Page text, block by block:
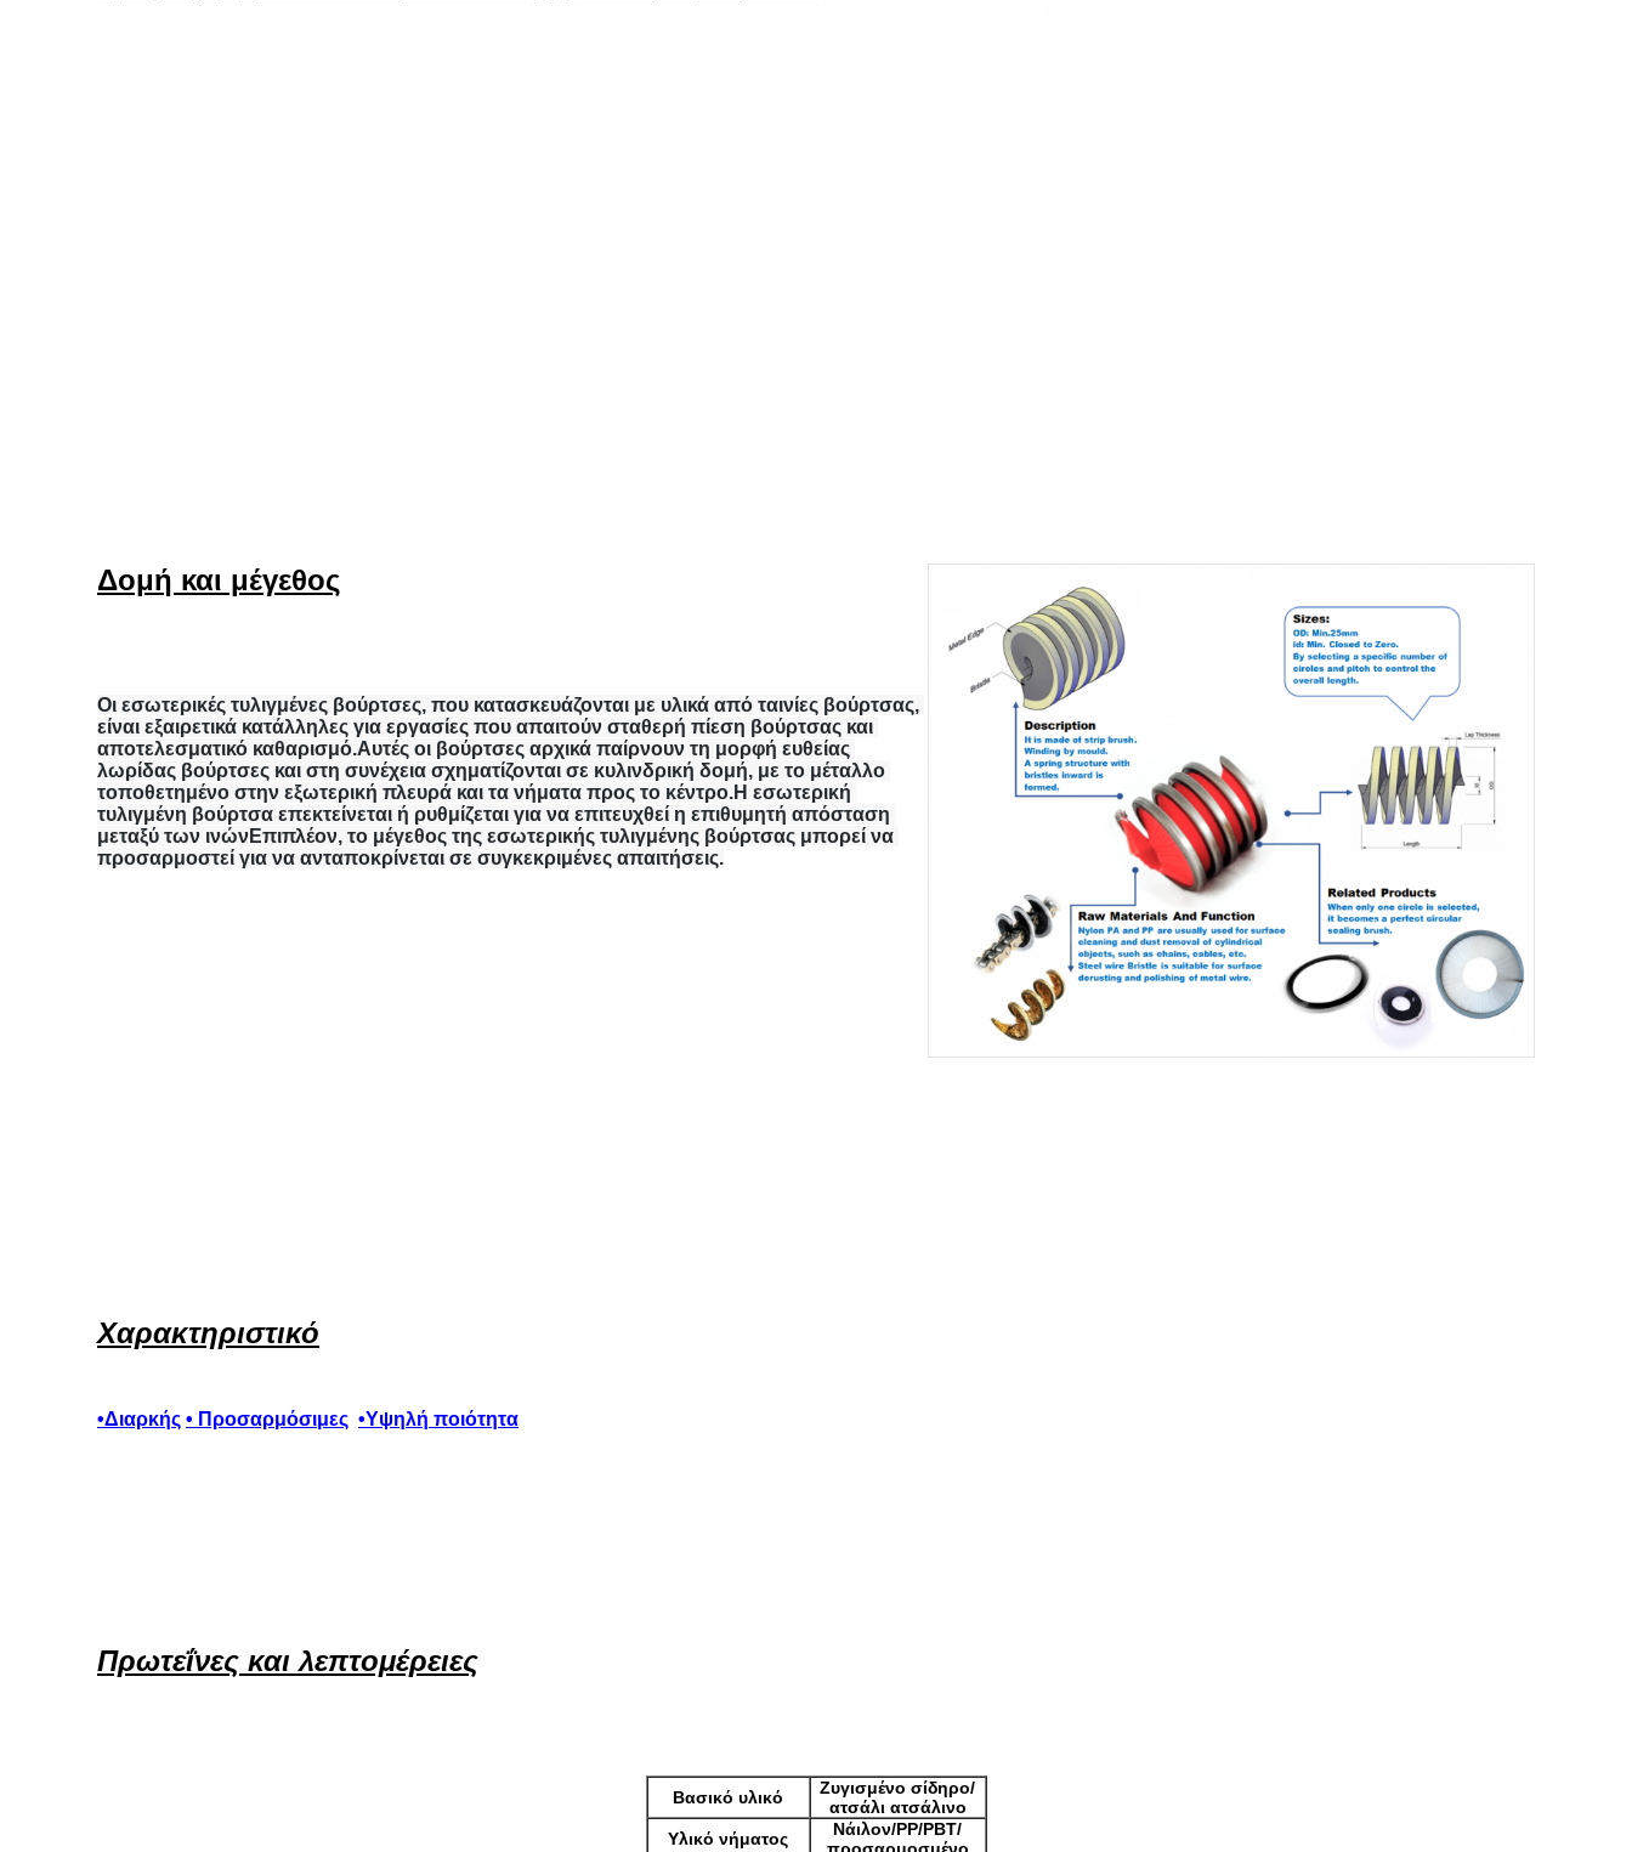
Δομή και μέγεθος
Οι εσωτερικές τυλιγμένες βούρτσες, που κατασκευάζονται με υλικά από ταινίες βούρτσας,
είναι εξαιρετικά κατάλληλες για εργασίες που απαιτούν σταθερή πίεση βούρτσας και
αποτελεσματικό καθαρισμό.Αυτές οι βούρτσες αρχικά παίρνουν τη μορφή ευθείας
λωρίδας βούρτσες και στη συνέχεια σχηματίζονται σε κυλινδρική δομή, με το μέταλλο
τοποθετημένο στην εξωτερική πλευρά και τα νήματα προς το κέντρο.Η εσωτερική
τυλιγμένη βούρτσα επεκτείνεται ή ρυθμίζεται για να επιτευχθεί η επιθυμητή απόσταση
μεταξύ των ινώνΕπιπλέον, το μέγεθος της εσωτερικής τυλιγμένης βούρτσας μπορεί να
προσαρμοστεί για να ανταποκρίνεται σε συγκεκριμένες απαιτήσεις.
Χαρακτηριστικό
•Διαρκής • Προσαρμόσιμες •Υψηλή ποιότητα
Πρωτεΐνες και λεπτομέρειες
Βασικό υλικό
Ζυγισμένο σίδηρο/
ατσάλι ατσάλινο
Υλικό νήματος
Νάιλον/PP/PBT/